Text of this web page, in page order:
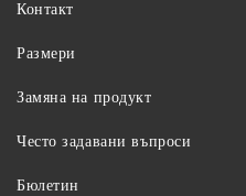
Контакт
Размери
Замяна на продукт
Често задавани въпроси
Бюлетин